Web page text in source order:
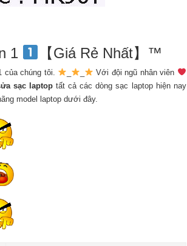
1 【Giá Rẻ Nhất】™
của chúng tôi.
Với đội ngũ nhân viên
sạc laptop tất cả các dòng sạc laptop hiện nay
model laptop dưới đây.